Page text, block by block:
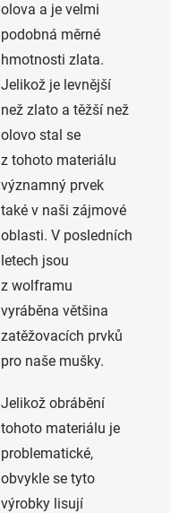
olova a je velmi
podobná měrné
hmotnosti zlata.
Jelikož je levnější
než zlato a těžší než
olovo stal se
z tohoto materiálu
významný prvek
také v naši zájmové
oblasti. V posledních
letech jsou
z wolframu
vyráběna většina
zatěžovacích prvků
pro naše mušky.
Jelikož obrábění
tohoto materiálu je
problematické,
obvykle se tyto
výrobky lisují